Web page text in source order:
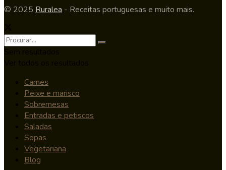
© 2025 Ruralea - Receitas portuguesas e muito mais.
Carnes
Peixe e marisco
Sobremesas
Entradas e petiscos
Saladas
Sopas
Vegetariana
Blog